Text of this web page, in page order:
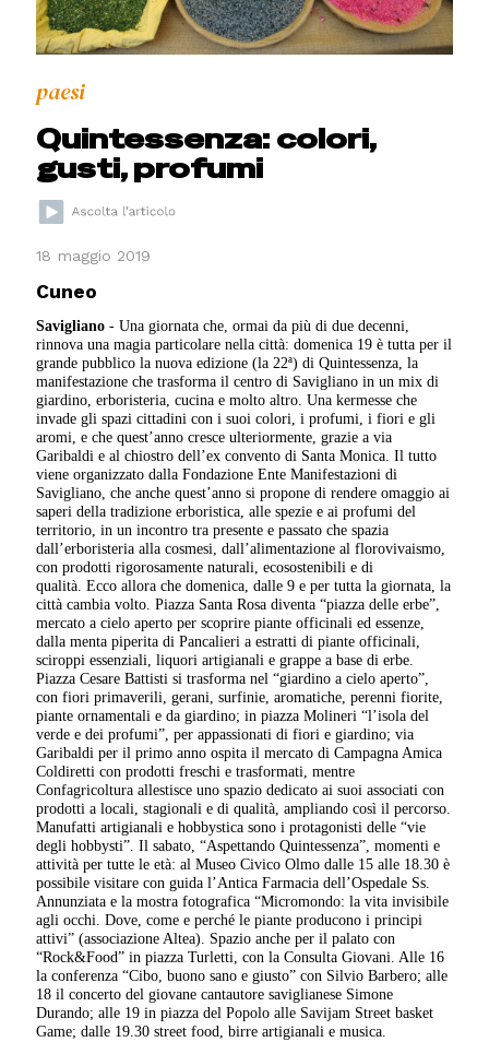
paesi
Quintessenza: colori,
gusti, profumi
18 maggio 2019
Cuneo
Savigliano - Una giornata che, ormai da più di due decenni,
rinnova una magia particolare nella città: domenica 19 è tutta per il
grande pubblico la nuova edizione (la 22ª) di Quintessenza, la
manifestazione che trasforma il centro di Savigliano in un mix di
giardino, erboristeria, cucina e molto altro. Una kermesse che
invade gli spazi cittadini con i suoi colori, i profumi, i fiori e gli
aromi, e che quest’anno cresce ulteriormente, grazie a via
Garibaldi e al chiostro dell’ex convento di Santa Monica. Il tutto
viene organizzato dalla Fondazione Ente Manifestazioni di
Savigliano, che anche quest’anno si propone di rendere omaggio ai
saperi della tradizione erboristica, alle spezie e ai profumi del
territorio, in un incontro tra presente e passato che spazia
dall’erboristeria alla cosmesi, dall’alimentazione al florovivaismo,
con prodotti rigorosamente naturali, ecosostenibili e di
qualità. Ecco allora che domenica, dalle 9 e per tutta la giornata, la
città cambia volto. Piazza Santa Rosa diventa “piazza delle erbe”,
mercato a cielo aperto per scoprire piante officinali ed essenze,
dalla menta piperita di Pancalieri a estratti di piante officinali,
sciroppi essenziali, liquori artigianali e grappe a base di erbe.
Piazza Cesare Battisti si trasforma nel “giardino a cielo aperto”,
con fiori primaverili, gerani, surfinie, aromatiche, perenni fiorite,
piante ornamentali e da giardino; in piazza Molineri “l’isola del
verde e dei profumi”, per appassionati di fiori e giardino; via
Garibaldi per il primo anno ospita il mercato di Campagna Amica
Coldiretti con prodotti freschi e trasformati, mentre
Confagricoltura allestisce uno spazio dedicato ai suoi associati con
prodotti a locali, stagionali e di qualità, ampliando così il percorso.
Manufatti artigianali e hobbystica sono i protagonisti delle “vie
degli hobbysti”. Il sabato, “Aspettando Quintessenza”, momenti e
attività per tutte le età: al Museo Civico Olmo dalle 15 alle 18.30 è
possibile visitare con guida l’Antica Farmacia dell’Ospedale Ss.
Annunziata e la mostra fotografica “Micromondo: la vita invisibile
agli occhi. Dove, come e perché le piante producono i principi
attivi” (associazione Altea). Spazio anche per il palato con
“Rock&Food” in piazza Turletti, con la Consulta Giovani. Alle 16
la conferenza “Cibo, buono sano e giusto” con Silvio Barbero; alle
18 il concerto del giovane cantautore saviglianese Simone
Durando; alle 19 in piazza del Popolo alle Savijam Street basket
Game; dalle 19.30 street food, birre artigianali e musica.